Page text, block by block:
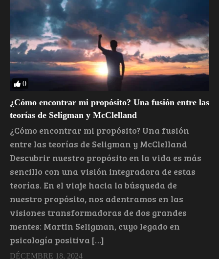
0
¿Cómo encontrar mi propósito? Una fusión entre las
teorías de Seligman y McClelland
¿Cómo encontrar mi propósito? Una fusión
entre las teorías de Seligman y McClelland
Descubrir nuestro propósito en la vida es más
sencillo con una visión integradora de estas
teorías. En el viaje hacia la búsqueda de
nuestro propósito, nos adentramos en las
visiones transformadoras de dos grandes
mentes: Martin Seligman, cuyo legado en
psicología positiva […]
DÉCEMBRE 18, 2024